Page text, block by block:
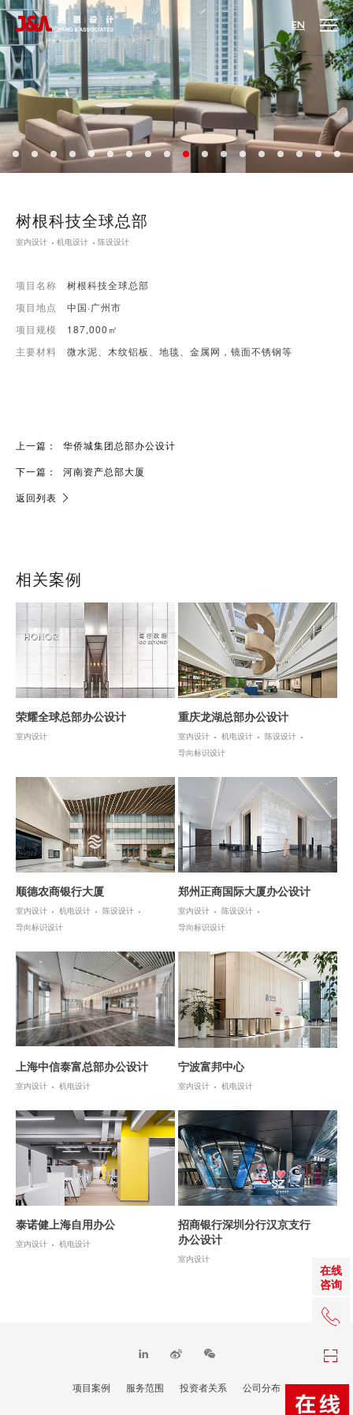
EN
在线
咨询
+86
TOP
树根科技全球总部
室内设计 机电设计 陈设设计
项目名称
树根科技全球总部
项目地点
中国·广州市
项目规模
187,000㎡
主要材料
微水泥、木纹铝板、地毯、金属网，镜面不锈钢等
上一篇：
华侨城集团总部办公设计
下一篇：
河南资产总部大厦
返回列表
相关案例
荣耀全球总部办公设计
室内设计
重庆龙湖总部办公设计
室内设计 机电设计
陈设设计
导向标识设计
顺德农商银行大厦
室内设计 机电设计
陈设设计
导向标识设计
郑州正商国际大厦办公设计
室内设计
陈设设计
导向标识设计
上海中信泰富总部办公设计
室内设计 机电设计
宁波富邦中心
室内设计 机电设计
泰诺健上海自用办公
室内设计 机电设计
招商银行深圳分行汉京支行
办公设计
室内设计
项目案例 服务范围 投资者关系 公司分布